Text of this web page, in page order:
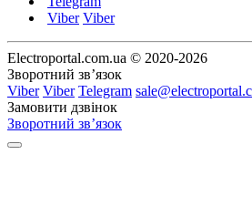
Viber Viber
Electroportal.com.ua © 2020-2026
Зворотний зв’язок
Viber Viber Telegram
Замовити дзвінок
Зворотний зв’язок